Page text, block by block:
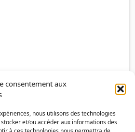
consentement aux
nous utilisons des technologies
et/ou accéder aux informations des